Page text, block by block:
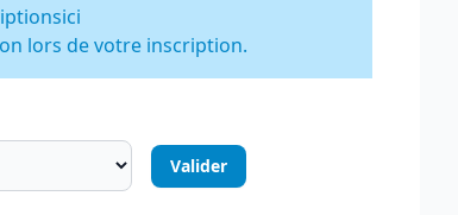
ici
lors de votre inscription.